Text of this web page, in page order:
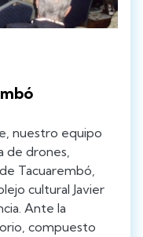
nuestro equipo
de drones,
Tacuarembó,
cultural Javier
Ante la
compuesto